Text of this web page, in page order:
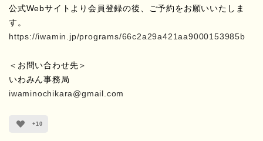
公式Webサイトより会員登録の後、ご予約をお願いいたしま
す。
https://iwamin.jp/programs/66c2a29a421aa9000153985b
＜お問い合わせ先＞
いわみん事務局
iwaminochikara@gmail.com
+10